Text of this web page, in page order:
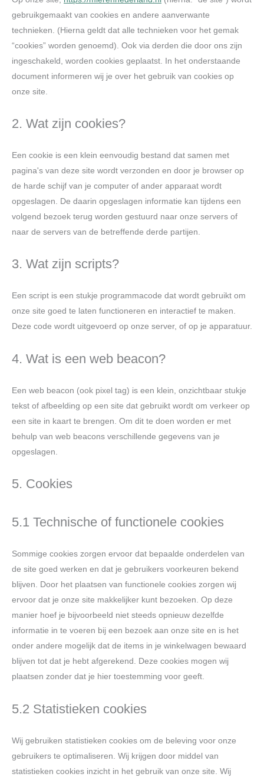
gebruikgemaakt van cookies en andere aanverwante
technieken. (Hierna geldt dat alle technieken voor het gemak
“cookies” worden genoemd). Ook via derden die door ons zijn
ingeschakeld, worden cookies geplaatst. In het onderstaande
document informeren wij je over het gebruik van cookies op
onze site.
2. Wat zijn cookies?
Een cookie is een klein eenvoudig bestand dat samen met
pagina's van deze site wordt verzonden en door je browser op
de harde schijf van je computer of ander apparaat wordt
opgeslagen. De daarin opgeslagen informatie kan tijdens een
volgend bezoek terug worden gestuurd naar onze servers of
naar de servers van de betreffende derde partijen.
3. Wat zijn scripts?
Een script is een stukje programmacode dat wordt gebruikt om
onze site goed te laten functioneren en interactief te maken.
Deze code wordt uitgevoerd op onze server, of op je apparatuur.
4. Wat is een web beacon?
Een web beacon (ook pixel tag) is een klein, onzichtbaar stukje
tekst of afbeelding op een site dat gebruikt wordt om verkeer op
een site in kaart te brengen. Om dit te doen worden er met
behulp van web beacons verschillende gegevens van je
opgeslagen.
5. Cookies
5.1 Technische of functionele cookies
Sommige cookies zorgen ervoor dat bepaalde onderdelen van
de site goed werken en dat je gebruikers voorkeuren bekend
blijven. Door het plaatsen van functionele cookies zorgen wij
ervoor dat je onze site makkelijker kunt bezoeken. Op deze
manier hoef je bijvoorbeeld niet steeds opnieuw dezelfde
informatie in te voeren bij een bezoek aan onze site en is het
onder andere mogelijk dat de items in je winkelwagen bewaard
blijven tot dat je hebt afgerekend. Deze cookies mogen wij
plaatsen zonder dat je hier toestemming voor geeft.
5.2 Statistieken cookies
Wij gebruiken statistieken cookies om de beleving voor onze
gebruikers te optimaliseren. Wij krijgen door middel van
statistieken cookies inzicht in het gebruik van onze site. Wij